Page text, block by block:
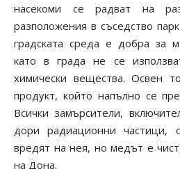
насекоми се радват на
разположения в съседство
градската среда е добра за
като в града не се
химически вещества. Освен
продукт, който напълно се
Всички замърсители,
дори радиационни частици,
вредят на нея, но медът е
на Дона.